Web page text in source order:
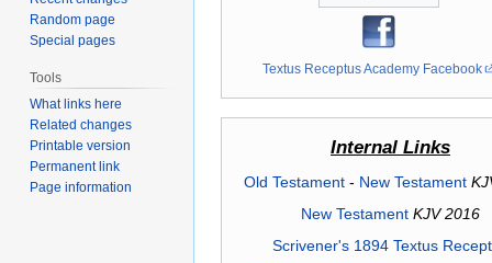
Textus Receptus Academy Facebook
Internal Links
Old Testament- New Testament
New Testament KJV 2016
Scrivener's 1894 Textus
Random page
Special pages
Tools
What links here
Related changes
Printable version
Permanent link
Page information